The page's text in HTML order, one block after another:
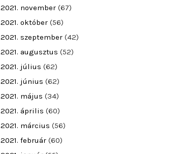
2021. november (67)
2021. október (56)
2021. szeptember (42)
2021. augusztus (52)
2021. július (62)
2021. június (62)
2021. május (34)
2021. április (60)
2021. március (56)
2021. február (60)